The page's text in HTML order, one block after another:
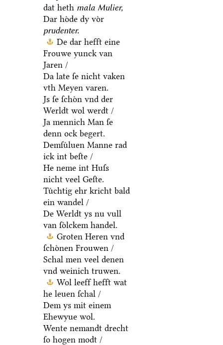
dat heth mala Mulier,
Dar hoͤde dy voͤr
prudenter.
De dar hefft eine
Frouwe yunck van
Jaren /
Da late ſe nicht vaken
vth Meyen varen.
Js ſe ſchoͤn vnd der
Werldt wol werdt /
Ja mennich Man ſe
denn ock begert.
Demſuͤluen Manne rad
ick int beſte /
He neme int Huſs
nicht veel Geſte.
Tuͤchtig ehr kricht bald
ein wandel /
De Werldt ys nu vull
van ſoͤlckem handel.
Groten Heren vnd
ſchoͤnen Frouwen /
Schal men veel denen
vnd weinich truwen.
Wol leeff hefft wat
he leuen ſchal /
Dem ys mit einem
Ehewyue wol.
Wente nemandt drecht
ſo hogen modt /